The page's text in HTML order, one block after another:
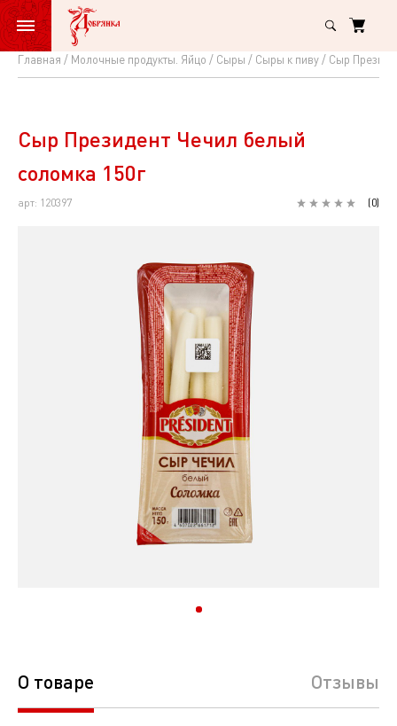
Главная Молочные продукты. Яйцо Сыры Сыры к пиву Сыр
Сыр
Чечил
белый
соломка
Сыр Президент Чечил белый
соломка 150г
арт: 120397 (0)
О товаре Отзывы